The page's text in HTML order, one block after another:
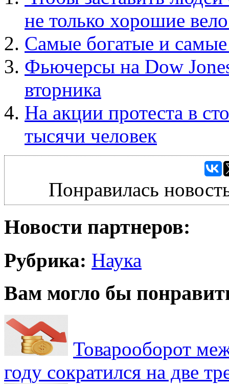
не только хорошие
Самые богатые и
Фьючерсы на Dow
вторника
На акции протеста в
тысячи человек
Понравилась
Новости партнеров:
Рубрика: Наука
Вам могло бы
Товарооборот
году сократился на две